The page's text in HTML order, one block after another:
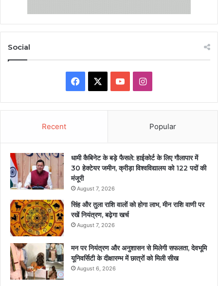
Social
Facebook YouTubeInstagram
Recent Popular
धामी कैबिनेट के बड़े फैसले: हाईकोर्ट के लिए गौलापार में
30 हेक्टेयर जमीन, क्रीड़ा विश्वविद्यालय को 122 पदों की
मंजूरी
August 7, 2026
सिंह और तुला राशि वालों को होगा लाभ, मीन राशि वाणी पर
रखें नियंत्रण, बढ़ेगा खर्च
August 7, 2026
मन पर नियंत्रण और अनुशासन से मिलेगी सफलता, देवभूमि
यूनिवर्सिटी के दीक्षारम्भ में छात्रों को मिली सीख
August 6, 2026